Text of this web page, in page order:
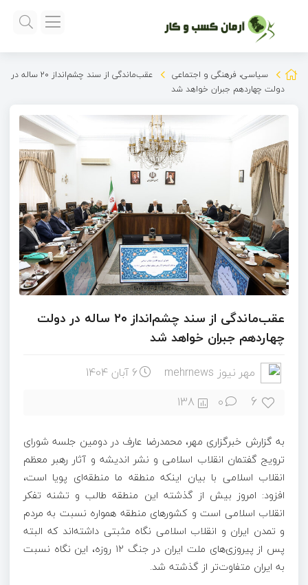
سیاسی، فرهنگی و اجتماعی
عقب‌ماندگی از سند چشم‌انداز ۲۰ ساله در
دولت چهاردهم جبران خواهد شد
عقب‌ماندگی از سند چشم‌انداز ۲۰ ساله در دولت
چهاردهم جبران خواهد شد
مهر نیوز mehrnews 6 آبان 1404
6 ۰ 138
به گزارش خبرگزاری مهر، محمدرضا عارف در دومین جلسه شورای
ترویج گفتمان انقلاب اسلامی و نشر اندیشه و آثار رهبر معظم
انقلاب اسلامی با بیان اینکه منطقه ما منطقه‌ای پویا است،
افزود: امروز بیش از گذشته این منطقه طالب و تشنه تفکر
انقلاب اسلامی است و کشورهای منطقه همواره نسبت به مردم
و تمدن ایران و انقلاب اسلامی نگاه مثبتی داشته‌اند که البته
پس از پیروزی‌های ملت ایران در جنگ ۱۲ روزه، این نگاه نسبت
به ایران متفاوت‌تر از گذشته شد.